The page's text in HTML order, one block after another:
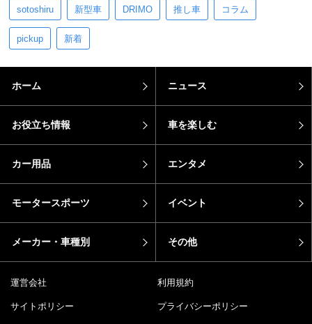
sotoshiru 新型車 DRIMO 推し車 コラム
pickup 新着
ホーム ニュース
お役立ち情報 車を楽しむ
カー用品 エンタメ
モータースポーツ イベント
メーカー・車種別 その他
運営会社 利用規約
サイトポリシー プライバシーポリシー